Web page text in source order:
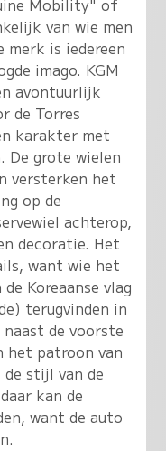
Mobility" of
van wie men
merk is iedereen
imago. KGM
avontuurlijk
de Torres
karakter met
De grote wielen
versterken het
op de
achterop,
decoratie. Het
want wie het
Koreaanse vlag
terugvinden in
de voorste
het patroon van
stijl van de
kan de
want de auto